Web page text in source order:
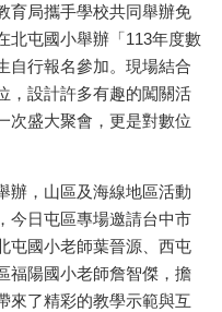
育局攜手學校共同舉辦免
北屯國小舉辦「113年度數
自行報名參加。現場結合
，設計許多有趣的闖關活
次盛大聚會，更是對數位
辦，山區及海線地區活動
今日屯區專場邀請台中市
屯國小老師葉晉源、西屯
福陽國小老師詹智傑，擔
來了精彩的教學示範與互